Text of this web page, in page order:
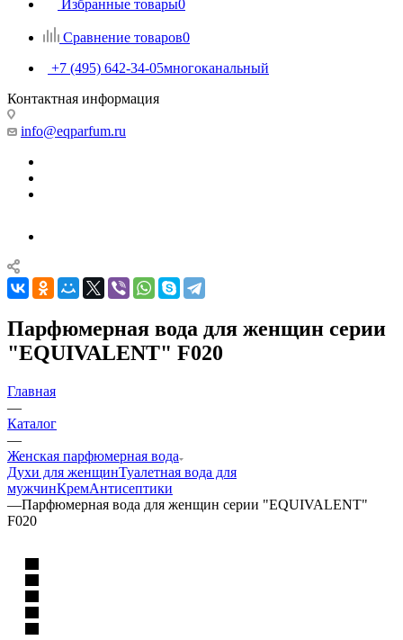
Избранные товары0
Сравнение товаров0
+7 (495) 642-34-05многоканальный
Контактная информация
info@eqparfum.ru
Парфюмерная вода для женщин серии
"EQUIVALENT" F020
Главная
—
Каталог
—
Женская парфюмерная вода
Духи для женщинТуалетная вода для
мужчинКремАнтисептики
—Парфюмерная вода для женщин серии "EQUIVALENT"
F020